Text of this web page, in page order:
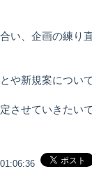
い、企画の練り
や新規案につい
させていきたい